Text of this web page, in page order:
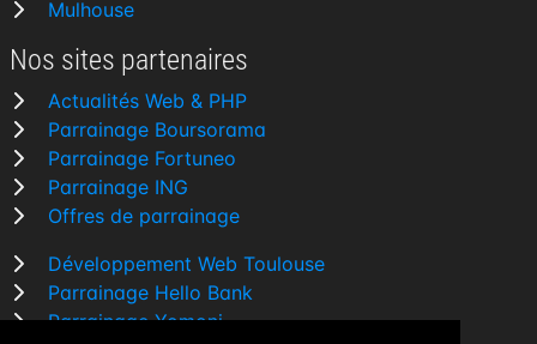
Mulhouse
Nos sites partenaires
Actualités Web & PHP
Parrainage Boursorama
Parrainage Fortuneo
Parrainage ING
Offres de parrainage
Développement Web Toulouse
Parrainage Hello Bank
Parrainage Yomoni